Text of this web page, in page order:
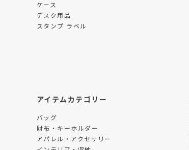
ケース
デスク用品
スタンプ ラベル
アイテムカテゴリー
バッグ
財布・キーホルダー
アパレル・アクセサリー